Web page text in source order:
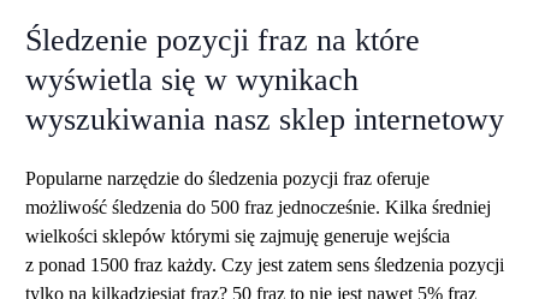
Śledzenie pozycji fraz na które
wyświetla się w wynikach
wyszukiwania nasz sklep internetowy
Popularne narzędzie do śledzenia pozycji fraz oferuje
możliwość śledzenia do 500 fraz jednocześnie. Kilka średniej
wielkości sklepów którymi się zajmuję generuje wejścia
z ponad 1500 fraz każdy. Czy jest zatem sens śledzenia pozycji
tylko na kilkadziesiąt fraz? 50 fraz to nie jest nawet 5% fraz